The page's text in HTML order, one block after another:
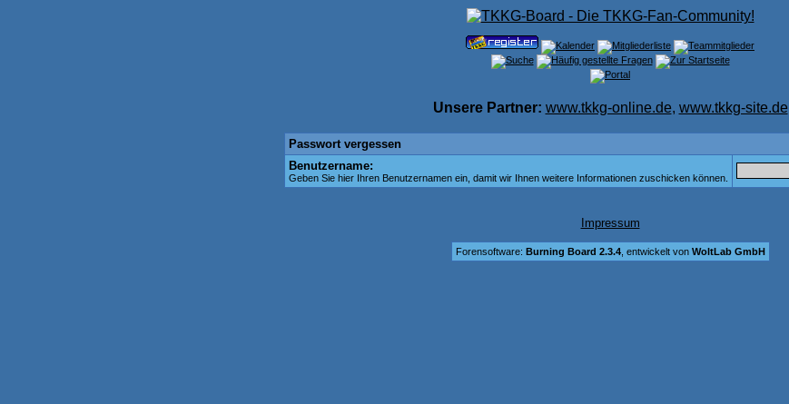
Unsere Partner: www.tkkg-online.de, www.tkkg-site.de
Passwort vergessen
Benutzername:
Geben Sie hier Ihren Benutzernamen ein, damit wir Ihnen weitere Informationen zuschicken können.
Impressum
Forensoftware: Burning Board 2.3.4, entwickelt von WoltLab GmbH